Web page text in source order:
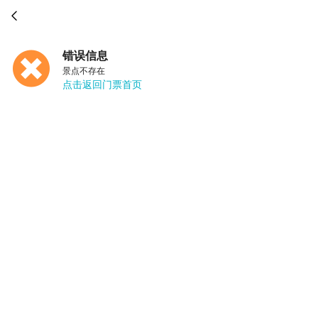

错误信息
景点不存在
点击返回门票首页